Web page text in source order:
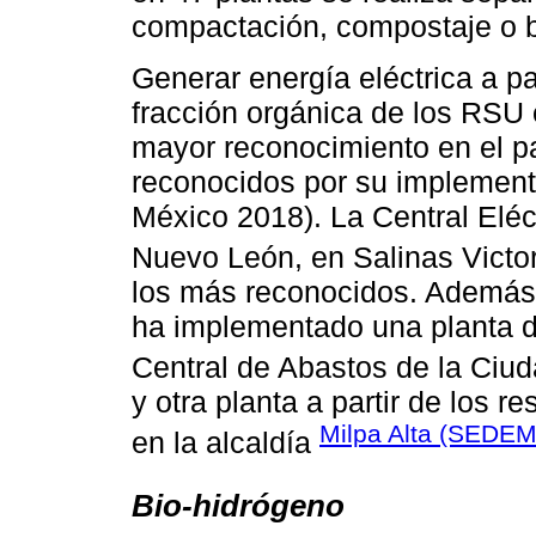
compactación, compostaje o
Generar energía eléctrica a
fracción orgánica de los
mayor reconocimiento en el
reconocidos por su
México 2018). La Central
Nuevo León, en Salinas
los más reconocidos.
ha implementado una planta
Central de Abastos de la
y otra planta a partir de los
en la alcaldía Milpa Alta
Bio-hidrógeno